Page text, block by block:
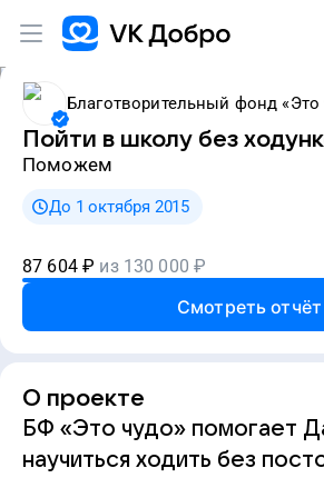
Благотворительный фонд «Это
Пойти в школу без
Поможем
До 1 октября 2015
87 604 ₽ из 130 000 ₽
Смотреть отчёт
О проекте
БФ «Это чудо» помогает
научиться ходить без